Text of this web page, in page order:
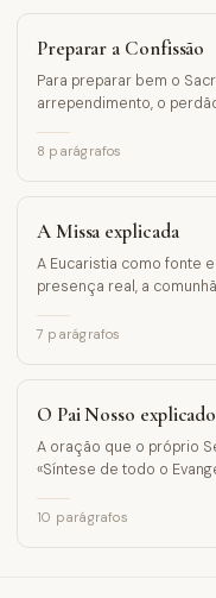
Preparar a Confissão
Para preparar bem o
arrependimento, o
8 parágrafos
A Missa explicada
A Eucaristia como fonte
presença real, a
7 parágrafos
O Pai Nosso explicado
A oração que o próprio
«Síntese de todo o
10 parágrafos